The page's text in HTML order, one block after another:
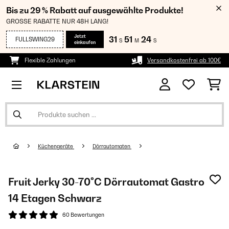
Bis zu 29 % Rabatt auf ausgewählte Produkte!
GROSSE RABATTE NUR 48H LANG!
FULLSWING29
Jetzt
einkaufen
31 S 51 M 24 S
Flexible Zahlungen Versandkostenfrei ab 100€
Küchengeräte Dörrautomaten
Fruit Jerky 30-70°C Dörrautomat Gastro
14 Etagen Schwarz
60 Bewertungen